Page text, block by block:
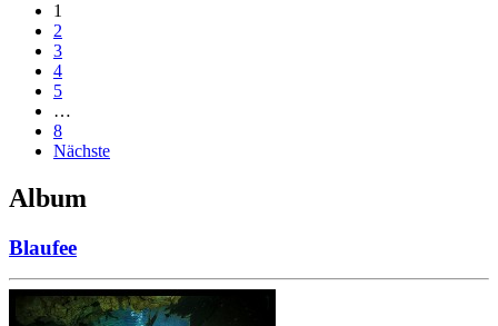
1
2
3
4
5
…
8
Nächste
Album
Blaufee